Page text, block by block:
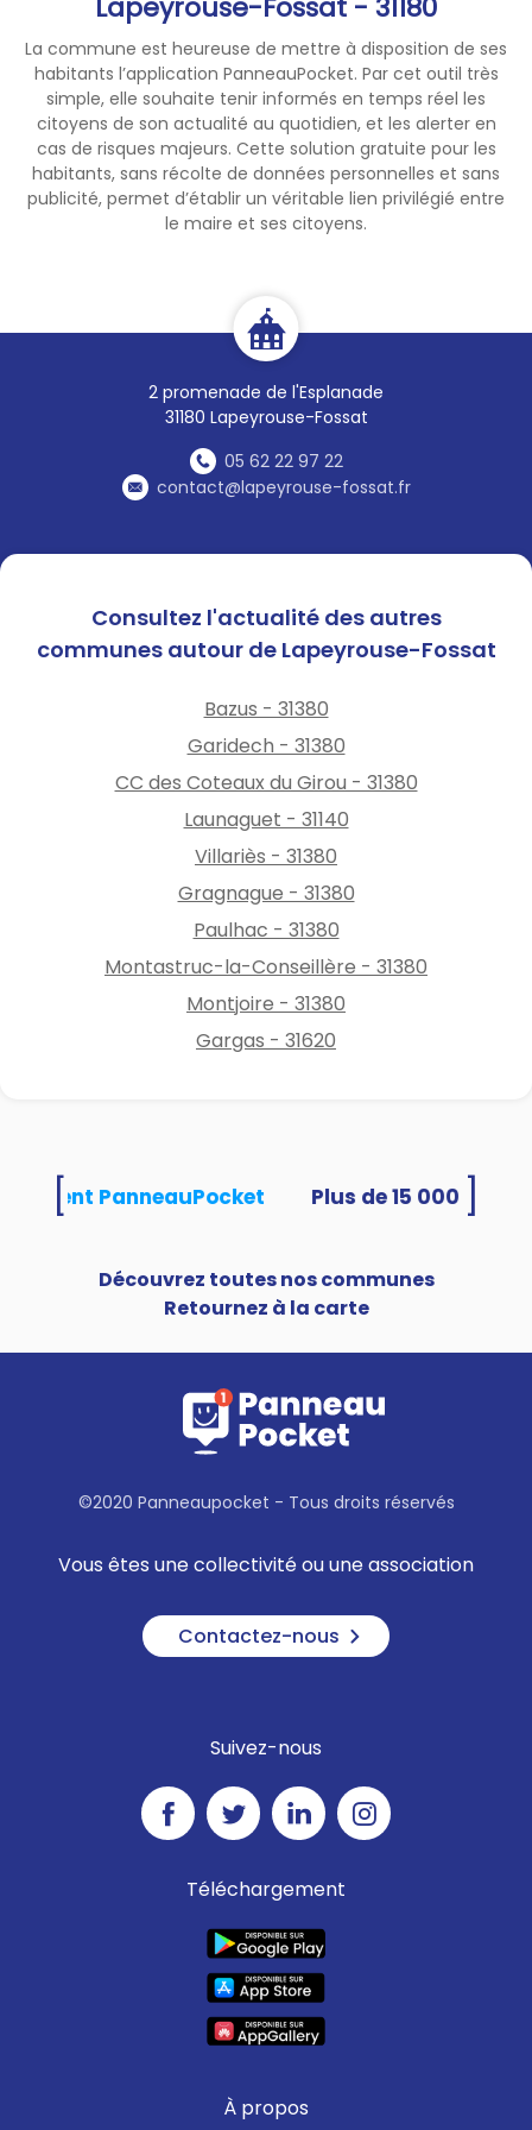
La commune est heureuse de mettre à disposition de ses
habitants l’application PanneauPocket. Par cet outil très
simple, elle souhaite tenir informés en temps réel les
citoyens de son actualité au quotidien, et les alerter en
cas de risques majeurs. Cette solution gratuite pour les
habitants, sans récolte de données personnelles et sans
publicité, permet d’établir un véritable lien privilégié entre
le maire et ses citoyens.
2 promenade de l'Esplanade
31180 Lapeyrouse-Fossat
05 62 22 97 22
contact@lapeyrouse-fossat.fr
👏 Félicitations à la commune
pour cette belle mise en
lumière !
👉🏻 Vous souhaitez soutenir ce
projet ?VOTEZpour Saint-
Jean-Lherm tout au long de
l'été via ce lien :🔗 Cliquez ici
VOTE toutes les 24h00 ! 😉
👉🏻 Retrouvez notre article
dédié sur notre site web :
Consultez l'actualité des autres
communes autour de Lapeyrouse-Fossat
Bazus - 31380
Garidech - 31380
CC des Coteaux du Girou - 31380
Launaguet - 31140
Villariès - 31380
Gragnague - 31380
Paulhac - 31380
Montastruc-la-Conseillère - 31380
Montjoire - 31380
Gargas - 31620
PanneauPocket
Découvrez toutes nos communes
Retournez à la carte
©2020 Panneaupocket - Tous droits réservés
Vous êtes une collectivité ou une association
Contactez-nous
Suivez-nous
Téléchargement
À propos